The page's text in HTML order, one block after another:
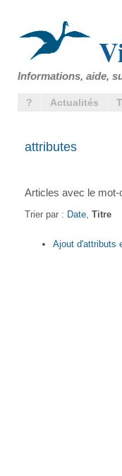
Informations, aide,
? Actualités
attributes
Articles avec le mot-
Trier par : Date Titre
Ajout d'attributs